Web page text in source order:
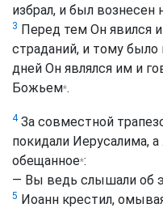
избрал, и был вознесен
3 Перед тем Он явился
страданий, и тому
дней Он являлся им и
Божьем*.
4За совместной
покидали Иерусалима,
обещанное*:
— Вы ведь слышали об
5 Иоанн крестил,